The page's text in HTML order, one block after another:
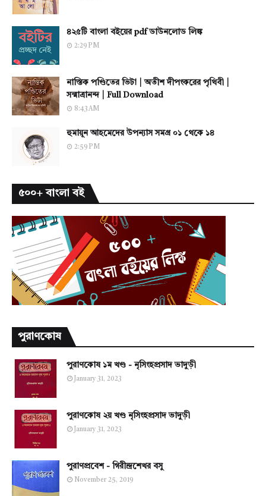
৪২৫টি বাংলা বইয়ের pdf ডাউনলোড লিঙ্ক
2:29 PM
নাস্তিক পণ্ডিতের ভিটা | অতীশ দীপংকরের পৃথিবী |
সন্মাত্রানন্দ | Full Download
8:43 AM
হুমায়ূন আহমেদের উপন্যাস সমগ্র ০১ থেকে ১৪
2:59 PM
৫০০+ বাংলা বই
পুরাণকোষ
পুরাণকোষ ১ম খণ্ড - নৃসিংহপ্রসাদ ভাদুড়ী
January 31, 2023
পুরাণকোষ ২য় খণ্ড নৃসিংহপ্রসাদ ভাদুড়ী
January 31, 2023
পুরাণপ্রবেশ - গিরীন্দ্রশেখর বসু
November 25, 2019